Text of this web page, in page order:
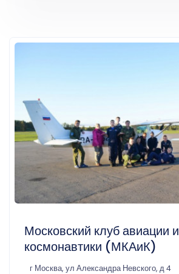
Московский клуб авиации и
космонавтики (МКАиК)
г Москва, ул Александра Невского, д 4